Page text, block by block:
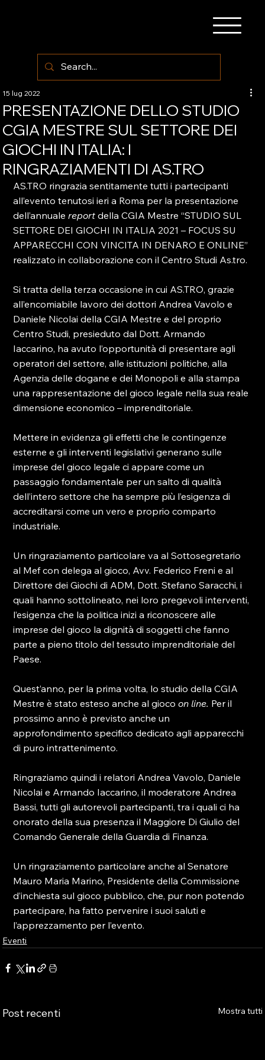
PRESENTAZIONE DELLO STUDIO
CGIA MESTRE SUL SETTORE DEI
GIOCHI IN ITALIA: I
RINGRAZIAMENTI DI AS.TRO
15 lug 2022
AS.TRO ringrazia sentitamente tutti i partecipanti
all’evento tenutosi ieri a Roma per la presentazione
dell’annuale report della CGIA Mestre “STUDIO SUL
SETTORE DEI GIOCHI IN ITALIA 2021 – FOCUS SU
APPARECCHI CON VINCITA IN DENARO E ONLINE”
realizzato in collaborazione con il Centro Studi As.tro.
Si tratta della terza occasione in cui AS.TRO, grazie
all’encomiabile lavoro dei dottori Andrea Vavolo e
Daniele Nicolai della CGIA Mestre e del proprio
Centro Studi, presieduto dal Dott. Armando
Iaccarino, ha avuto l’opportunità di presentare agli
operatori del settore, alle istituzioni politiche, alla
Agenzia delle dogane e dei Monopoli e alla stampa
una rappresentazione del gioco legale nella sua reale
dimensione economico – imprenditoriale.
Mettere in evidenza gli effetti che le contingenze
esterne e gli interventi legislativi generano sulle
imprese del gioco legale ci appare come un
passaggio fondamentale per un salto di qualità
dell’intero settore che ha sempre più l’esigenza di
accreditarsi come un vero e proprio comparto
industriale.
Un ringraziamento particolare va al Sottosegretario
al Mef con delega al gioco, Avv. Federico Freni e al
Direttore dei Giochi di ADM, Dott. Stefano Saracchi, i
quali hanno sottolineato, nei loro pregevoli interventi,
l’esigenza che la politica inizi a riconoscere alle
imprese del gioco la dignità di soggetti che fanno
parte a pieno titolo del tessuto imprenditoriale del
Paese.
Quest’anno, per la prima volta, lo studio della CGIA
Mestre è stato esteso anche al gioco on line. Per il
prossimo anno è previsto anche un
approfondimento specifico dedicato agli apparecchi
di puro intrattenimento.
Ringraziamo quindi i relatori Andrea Vavolo, Daniele
Nicolai e Armando Iaccarino, il moderatore Andrea
Bassi, tutti gli autorevoli partecipanti, tra i quali ci ha
onorato della sua presenza il Maggiore Di Giulio del
Comando Generale della Guardia di Finanza.
Un ringraziamento particolare anche al Senatore
Mauro Maria Marino, Presidente della Commissione
d’inchiesta sul gioco pubblico, che, pur non potendo
partecipare, ha fatto pervenire i suoi saluti e
l’apprezzamento per l’evento.
Eventi
Post recenti Mostra tutti